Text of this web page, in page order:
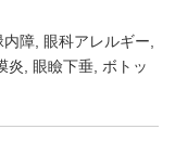
内障 眼科アレルギー
炎 眼瞼下垂 ボトッ